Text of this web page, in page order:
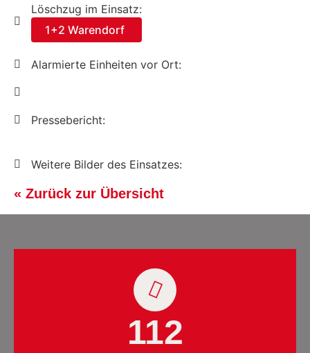
Löschzug im Einsatz:
1+2 Warendorf
Alarmierte Einheiten vor Ort:
Pressebericht:
Weitere Bilder des Einsatzes:
« Zurück zur Übersicht
112